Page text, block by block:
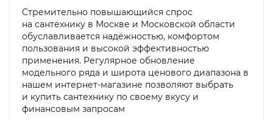
Стремительно повышающийся спрос
на сантехнику в Москве и Московской области
обуславливается надёжностью, комфортом
пользования и высокой эффективностью
применения. Регулярное обновление
модельного ряда и широта ценового диапазона в
нашем интернет-магазине позволяют выбрать
и купить сантехнику по своему вкусу и
финансовым запросам